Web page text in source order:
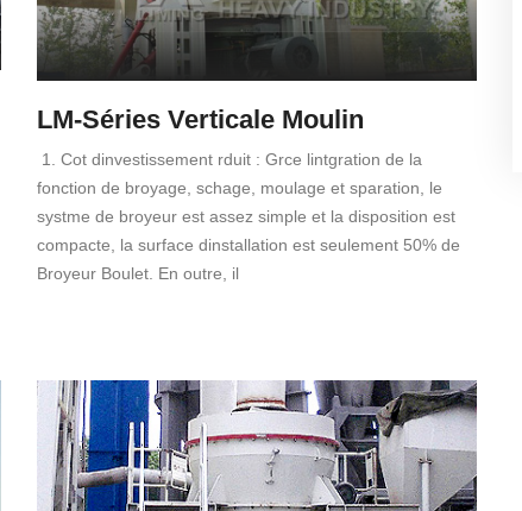
LM-Séries Verticale Moulin
1. Cot dinvestissement rduit : Grce lintgration de la
fonction de broyage, schage, moulage et sparation, le
systme de broyeur est assez simple et la disposition est
compacte, la surface dinstallation est seulement 50% de
Broyeur Boulet. En outre, il